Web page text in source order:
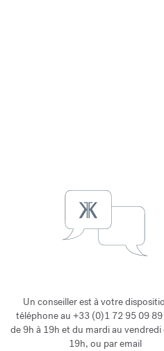
Un conseiller est à votre
téléphone au +33 (0)1 72 95 09
de 9h à 19h et du mardi au vendredi
19h, ou paremail